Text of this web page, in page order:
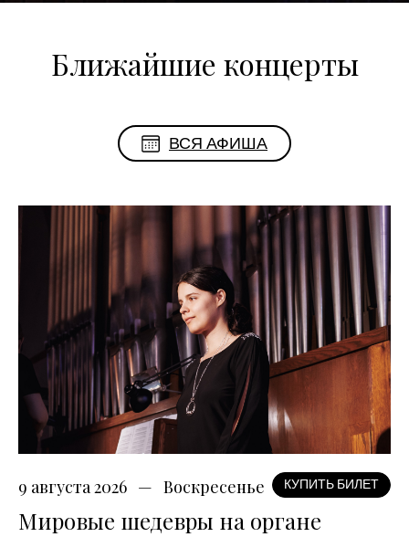
Ближайшие концерты
ВСЯ АФИША
9 августа 2026 Воскресенье КУПИТЬ БИЛЕТ
Мировые шедевры на органе